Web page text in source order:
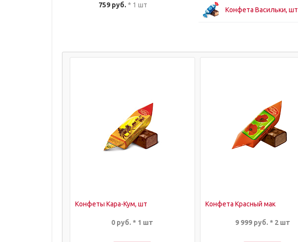
759 руб. * 1 шт
Конфета Васильки, шт
Конфеты Кара-Кум, шт
0 руб. * 1 шт
Конфета Красный мак
9 999 руб. * 2 шт